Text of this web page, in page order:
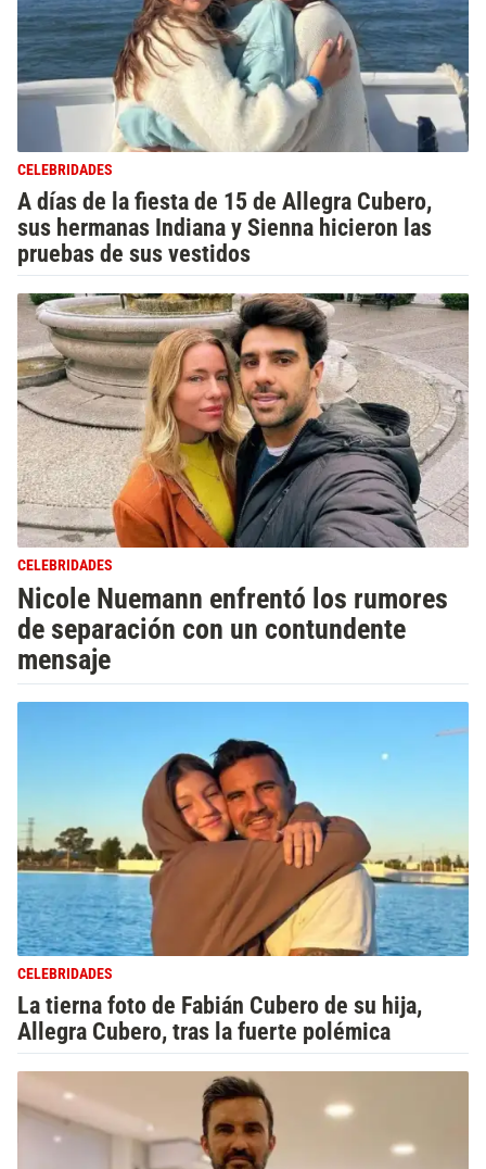
CELEBRIDADES
A días de la fiesta de 15 de Allegra Cubero,
sus hermanas Indiana y Sienna hicieron las
pruebas de sus vestidos
CELEBRIDADES
Nicole Nuemann enfrentó los rumores
de separación con un contundente
mensaje
CELEBRIDADES
La tierna foto de Fabián Cubero de su hija,
Allegra Cubero, tras la fuerte polémica